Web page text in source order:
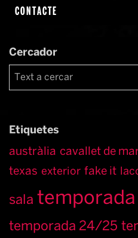
CONTACTE
Cercador
Etiquetes
austràlia cavallet de
texas exterior fake it
sala
temporada 24/25